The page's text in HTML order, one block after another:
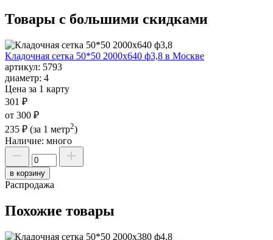
Товары с большими скидками
Кладочная сетка 50*50 2000х640 ф3,8 в Москве
артикул: 5793
диаметр: 4
Цена за 1 карту
301 ₽
от 300 ₽
235 ₽ (за 1 метр2)
Наличие: много
в корзину
Распродажа
Похожие товары